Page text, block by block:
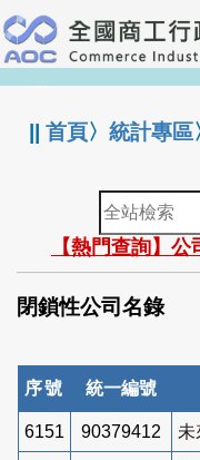
跳
到
主
要
:::
||首頁〉統計專區
全
站
檢
索
【熱門查詢】
閉鎖性公司名錄
序號 統一編號
6151 90379412 未